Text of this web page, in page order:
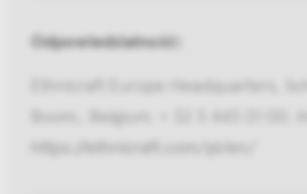
Odpowiedzialność:
Ethnicraft Europe Headquarters,
Boom,, Belgium, + 32 3 443 01 00,
https://ethnicraft.com/pl/en/